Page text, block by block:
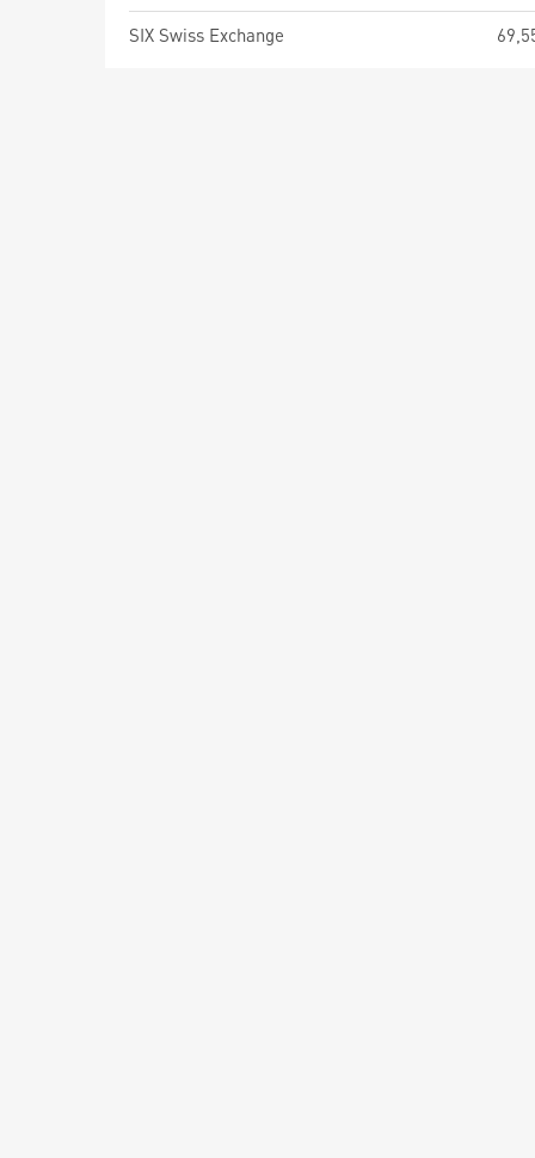
SIX Swiss Exchange